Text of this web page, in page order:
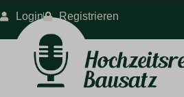
Login Registrieren